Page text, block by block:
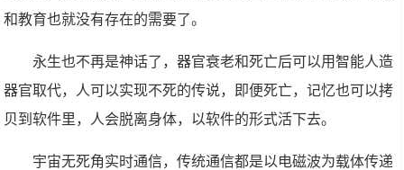
和教育也就没有存在的需要了。
永生也不再是神话了，器官衰老和死亡后可以用智能人造
器官取代，人可以实现不死的传说，即便死亡，记忆也可以拷
贝到软件里，人会脱离身体，以软件的形式活下去。
宇宙无死角实时通信，传统通信都是以电磁波为载体传递